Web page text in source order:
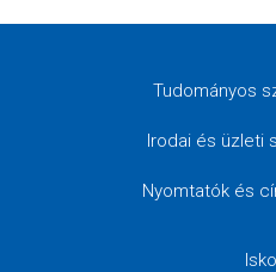
Tudományos
Irodai és üzleti
Nyomtatók és